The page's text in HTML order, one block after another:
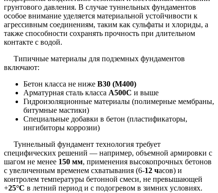
грунтового давления. В случае туннельных фундаментов
особое внимание уделяется материальной устойчивости к
агрессивным соединениям, таким как сульфаты и хлориды, а
также способности сохранять прочность при длительном
контакте с водой.
Типичные материалы для подземных фундаментов
включают:
Бетон класса не ниже В30 (М400)
Арматурная сталь класса А500С и выше
Гидроизоляционные материалы (полимерные мембраны,
битумные мастики)
Специальные добавки в бетон (пластификаторы,
ингибиторы коррозии)
Туннельный фундамент технология требует
специфических решений — например, объемной армировки с
шагом не менее 150 мм, применения высокопрочных бетонов
с увеличенным временем схватывания (6-12 часов) и
контролем температуры бетонной смеси, не превышающей
+25°С в летний период и с подогревом в зимних условиях.